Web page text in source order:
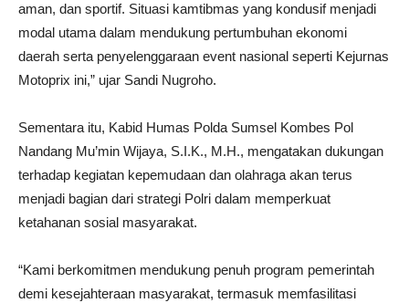
aman, dan sportif. Situasi kamtibmas yang kondusif menjadi
modal utama dalam mendukung pertumbuhan ekonomi
daerah serta penyelenggaraan event nasional seperti Kejurnas
Motoprix ini,” ujar Sandi Nugroho.
Sementara itu, Kabid Humas Polda Sumsel Kombes Pol
Nandang Mu’min Wijaya, S.I.K., M.H., mengatakan dukungan
terhadap kegiatan kepemudaan dan olahraga akan terus
menjadi bagian dari strategi Polri dalam memperkuat
ketahanan sosial masyarakat.
“Kami berkomitmen mendukung penuh program pemerintah
demi kesejahteraan masyarakat, termasuk memfasilitasi